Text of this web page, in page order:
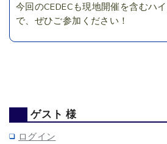
今回のCEDECも現地開催を含むハ
で、ぜひご参加ください！
ゲスト 様
ログイン